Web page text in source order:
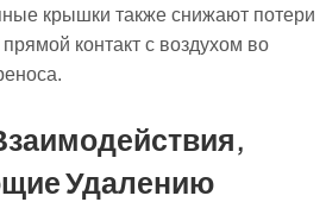
крышки также снижают потери
контакт с воздухом во
Удалению